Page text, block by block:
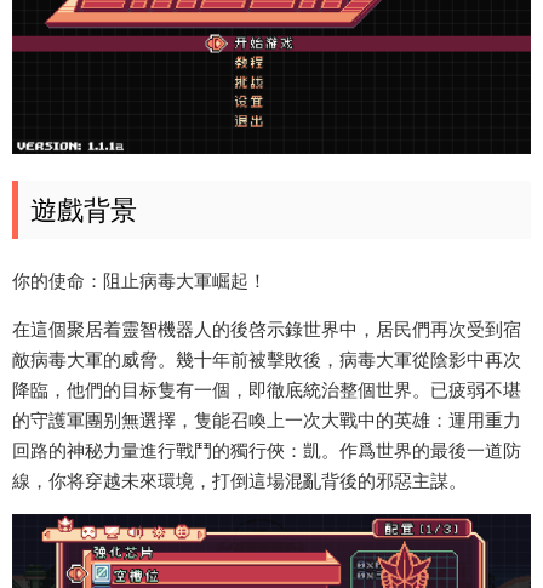
遊戲背景
你的使命：阻止病毒大軍崛起！
在這個聚居着靈智機器人的後啓示錄世界中，居民們再次受到宿
敵病毒大軍的威脅。幾十年前被擊敗後，病毒大軍從陰影中再次
降臨，他們的目标隻有一個，即徹底統治整個世界。已疲弱不堪
的守護軍團别無選擇，隻能召喚上一次大戰中的英雄：運用重力
回路的神秘力量進行戰鬥的獨行俠：凱。作爲世界的最後一道防
線，你将穿越未來環境，打倒這場混亂背後的邪惡主謀。